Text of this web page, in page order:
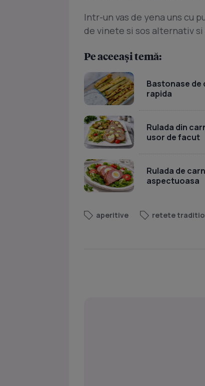
Intr-un vas de yena uns cu
de vinete si sos alternativ si
Pe aceeași temă:
Bastonase de
rapida
Rulada din
usor de facut
Rulada de
aspectuoasa
aperitive retete